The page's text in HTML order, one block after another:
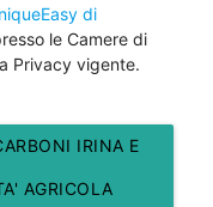
di
le Camere di
Privacy vigente.
IRINA E
AGRICOLA